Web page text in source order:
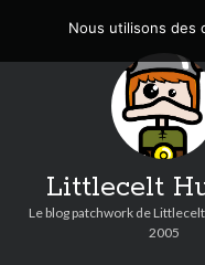
Littlecelt
Le blog patchwork de
2005
Nous utilisons des